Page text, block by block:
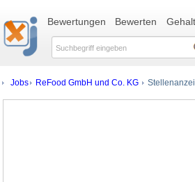
Bewertungen Bewerten Gehalt
Jobs ReFood GmbH und Co. KG